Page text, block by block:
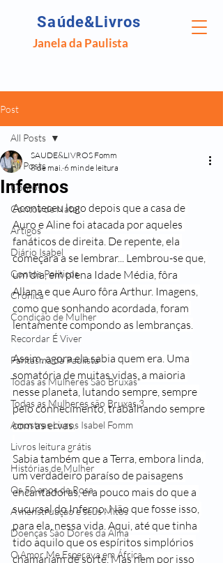
Saúde&Livros
Janela da Paulista
Post
All Posts
Contos
Contos de Natal
Artigos
Diário Isabel
Contos Políticos
Crônica
Condição de Mulher
Recordar É Viver
Fantasma da Paulista
Todas as Mulheres São Bruxas"
Todas as Mulheres são Bruxas 3
Amostras Livros Isabel Fomm
Livros leitura grátis
Histórias de Mulher
Os 50 anos da Rosa
A menstruação e seus Mitos
Doenças São Dores da Alma
O Amor Me Esperava em África
All Posts
Infernos
SAUDE&LIVROS Fomm
8 de mai. 6 min de leitura
Aconteceu logo depois que a casa de
Auro e Aline foi atacada por aqueles
fanáticos de direita. De repente, ela
começara a se lembrar... Lembrou-se que,
um dia, em plena Idade Média, fôra
Allana e que Auro fôra Arthur. Imagens,
como que sonhando acordada, foram
lentamente compondo as lembranças.
Assim, agora ela sabia quem era. Uma
somatória de muitas vidas, a maioria
nesse planeta, lutando sempre, sempre
pelo conhecimento, trabalhando sempre
com as ervas.
Sabia também que a Terra, embora linda,
um verdadeiro paraíso de paisagens
encantadoras, era pouco mais do que a
sucursal do Inferno. Não que fosse isso,
para ela, nessa vida. Aqui, até que tinha
tido aquilo que os espíritos simplórios
chamariam de sorte. Mas nem por isso